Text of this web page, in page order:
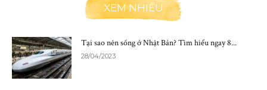
XEM NHIỀU
Tại sao nên sống ở Nhật Bản? Tìm hiểu ngay 8...
28/04/2023